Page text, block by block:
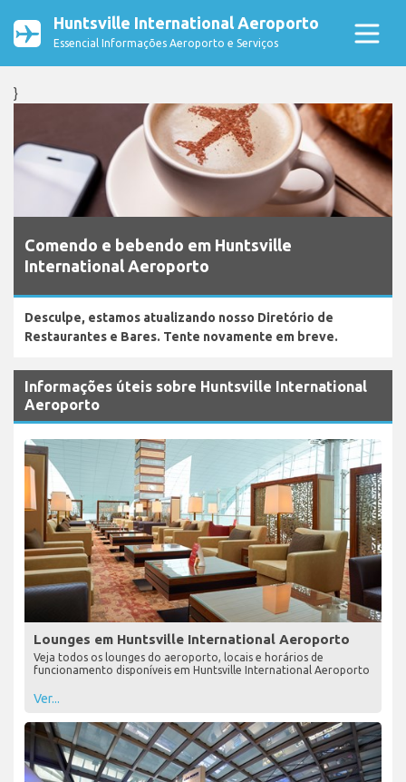
Huntsville International Aeroporto
Essencial Informações Aeroporto e Serviços
}
Comendo e bebendo em Huntsville
International Aeroporto
Desculpe, estamos atualizando nosso Diretório de
Restaurantes e Bares. Tente novamente em breve.
Informações úteis sobre Huntsville International
Aeroporto
Lounges em Huntsville International Aeroporto
Veja todos os lounges do aeroporto, locais e horários de
funcionamento disponíveis em Huntsville International Aeroporto
Ver...